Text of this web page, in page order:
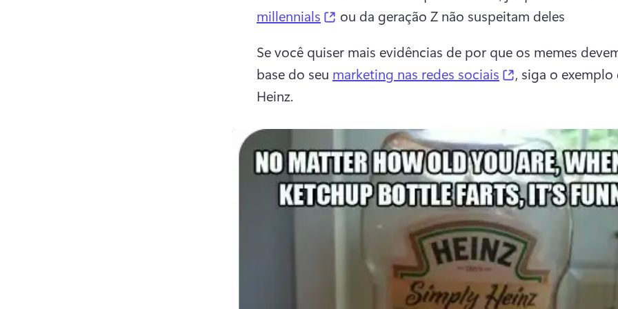
millennials
(opens in a new tab)
ou da geração Z não suspeitam deles
Se você quiser mais evidências de por que os memes
base do seu marketing nas redes sociais (opens in a new
, siga o exemplo
Heinz.